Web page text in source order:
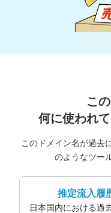
こ
何に使われ
このドメイン名が過去
のようなツー
推定流入履
日本国内における過